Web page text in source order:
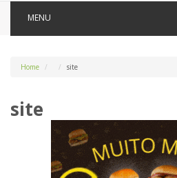
MENU
Home site
site